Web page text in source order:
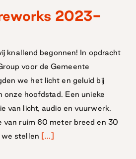
Electric
2024
2023-
knallend begonnen! In opdracht
voor de Gemeente
we het licht en geluid bij
onze hoofdstad. Een unieke
van licht, audio en vuurwerk.
van ruim 60 meter breed en 30
we stellen [...]